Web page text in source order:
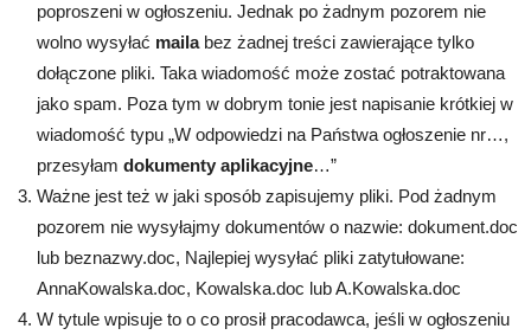
poproszeni w ogłoszeniu. Jednak po żadnym pozorem nie
wolno wysyłać mailabez żadnej treści zawierające tylko
dołączone pliki. Taka wiadomość może zostać potraktowana
jako spam. Poza tym w dobrym tonie jest napisanie krótkiej w
wiadomość typu „W odpowiedzi na Państwa ogłoszenie nr…,
przesyłam dokumenty aplikacyjne…”
Ważne jest też w jaki sposób zapisujemy pliki. Pod żadnym
pozorem nie wysyłajmy dokumentów o nazwie: dokument.doc
lub beznazwy.doc, Najlepiej wysyłać pliki zatytułowane:
AnnaKowalska.doc, Kowalska.doc lub A.Kowalska.doc
W tytule wpisuje to o co prosił pracodawca, jeśli w ogłoszeniu